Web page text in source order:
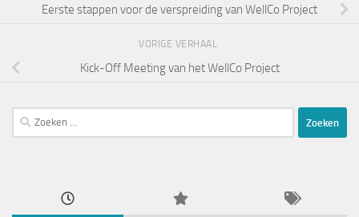
Eerste stappen voor de verspreiding van WellCo Project
VORIGE VERHAAL
Kick-Off Meeting van het WellCo Project
Zoeken
naar: